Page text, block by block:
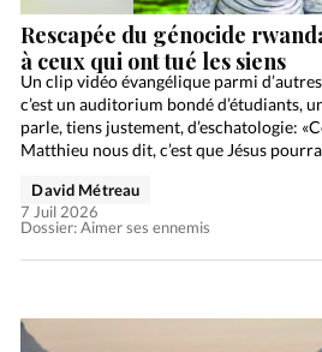
Rescapée du génocide
à ceux qui ont tué les siens
Un clip vidéo évangélique parmi
c’est un auditorium bondé d’étudiants,
parle, tiens justement, d’eschatologie:
Matthieu nous dit, c’est que Jésus
Dossier: Aimer ses ennemis
David Métreau
7 Juil 2026